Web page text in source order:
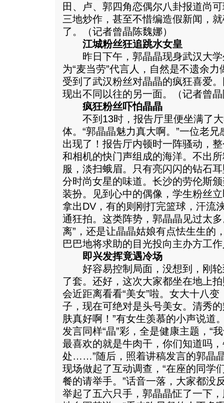
田、卢、郭四角恋偶尔八卦报道尚
三地炒作，甚至不惜编造假新闻，
了。（记者曾晶陈魏娜）
江城粉丝狂追跳水女皇
昨日下午，郭晶晶现身武汉大学
为“麦当劳”代言人，自然是不遗余
受到了武汉粉丝对晶晶的疯狂喜爱
现出不同以往的另一面。（记者曾
疯狂粉丝吓怕晶晶
不到13时，报告厅里便坐满了大
体。“郭晶晶魅力真大啊。”一位老
出现了！报告厅内顿时一阵骚动，
和相机的快门声组成的海洋。不出
服，淡扫蛾眉。只有亮闪闪的钻石
分时尚女星的味道。长沙的劳伦斯
装扮。见到心中的偶像，学生粉丝
拿出DV，有的则刚打完篮球，汗流
通狂拍。这类阵势，郭晶晶见过太
离”，还是让晶晶姑娘有点怯生生的
巴巴地将求助的目光投向主办方工
即兴发挥竟遇冷场
好容易控制局面，没想到，刚轮
了套。还好，这次大家都坐在地上
会近距离看看“美女”啦。女大十八
子，现在可绝对是头号美女。清秀
肤真好啊！”有女生羡慕的小声说道
发言同样“晶”彩，全是健康主题，“
最喜欢的就是牛肉干，你们知道吗
处……”随后，照着讲稿发言的郭晶
现场做起了互动调查，“在座的同学
餐的请举手。”话音一落，大家都没
举起了五六只手，郭晶晶怔了一下